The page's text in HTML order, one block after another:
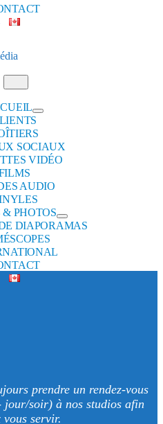
SOCIAUX
VIDÉO
AUDIO
PHOTOS
DIAPORAMAS
prendre un rendez-vous
jour/soir) à nos studios afin
vous servir.